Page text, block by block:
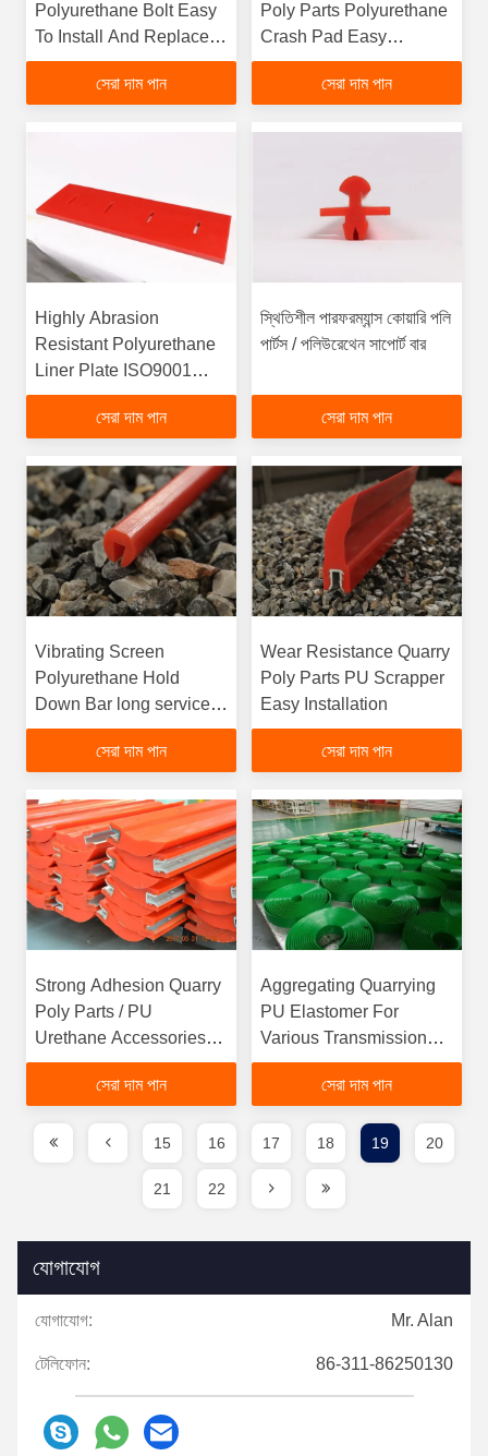
Polyurethane Bolt Easy
To Install And Replace
Lower Costfunction
gtElInit() {var lib = new
সেরা দাম পান
Poly Parts Polyurethane
Crash Pad Easy
Usefunction gtElInit()
{var lib = new
সেরা দাম পান
Highly Abrasion
Resistant Polyurethane
Liner Plate ISO9001
SGS Certification
সেরা দাম পান
স্থিতিশীল পারফরম্যান্স কোয়ারি পলি
পার্টস / পলিউরেথেন সাপোর্ট বার
সেরা দাম পান
Vibrating Screen
Polyurethane Hold
Down Bar long service
life Easy Installation
সেরা দাম পান
Wear Resistance Quarry
Poly Parts PU Scrapper
Easy Installation
সেরা দাম পান
Strong Adhesion Quarry
Poly Parts / PU
Urethane Accessories
Customized
Hardnessfunction
google.translate.TranslateService();lib.translatePage('en',
'bn', function () {});}
সেরা দাম পান
Aggregating Quarrying
PU Elastomer For
Various Transmission
Mechanisms
সেরা দাম পান
15 16 17 18 19 20
21 22
যোগাযোগ
যোগাযোগ: Mr. Alan
টেলিফোন: 86-311-86250130